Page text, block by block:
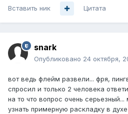
Вставить ник Цитата
snark
Опубликовано 24 октября,
вот ведь флейм развели... фря,
спросил и только 2 человека
на то что вопрос очень
узнать примерную раскладку в духе